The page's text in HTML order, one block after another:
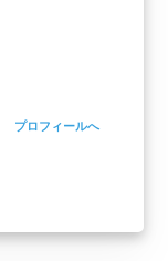
プロフィールへ